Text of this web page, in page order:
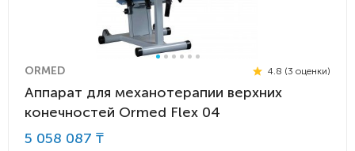
ORMED 4.8 (3 оценки)
Аппарат для механотерапии верхних
конечностей Ormed Flex 04
5 058 087 ₸